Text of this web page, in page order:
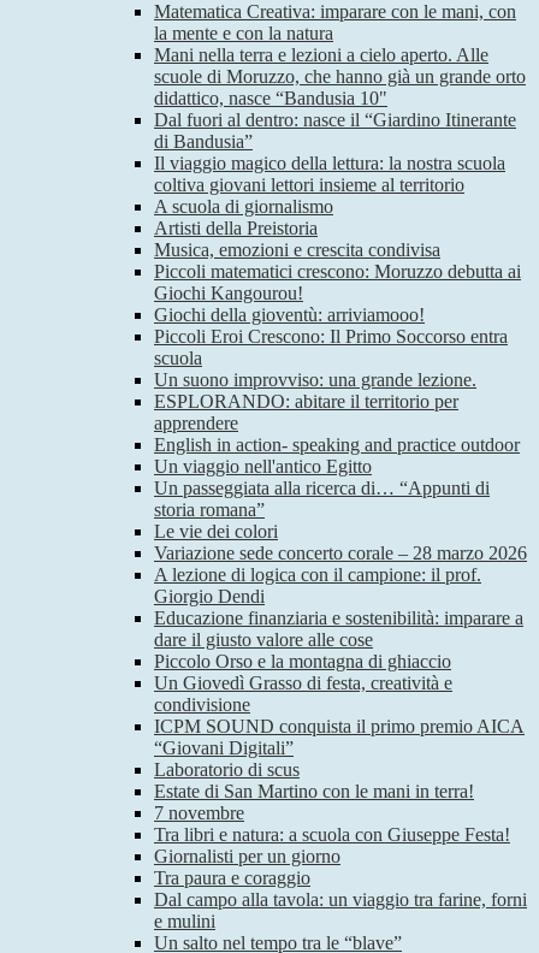
Matematica Creativa: imparare con le mani, con
la mente e con la natura
Mani nella terra e lezioni a cielo aperto. Alle
scuole di Moruzzo, che hanno già un grande orto
didattico, nasce “Bandusia 10"
Dal fuori al dentro: nasce il “Giardino Itinerante
di Bandusia”
Il viaggio magico della lettura: la nostra scuola
coltiva giovani lettori insieme al territorio
A scuola di giornalismo
Artisti della Preistoria
Musica, emozioni e crescita condivisa
Piccoli matematici crescono: Moruzzo debutta ai
Giochi Kangourou!
Giochi della gioventù: arriviamooo!
Piccoli Eroi Crescono: Il Primo Soccorso entra
scuola
Un suono improvviso: una grande lezione.
ESPLORANDO: abitare il territorio per
apprendere
English in action- speaking and practice outdoor
Un viaggio nell'antico Egitto
Un passeggiata alla ricerca di… “Appunti di
storia romana”
Le vie dei colori
Variazione sede concerto corale – 28 marzo 2026
A lezione di logica con il campione: il prof.
Giorgio Dendi
Educazione finanziaria e sostenibilità: imparare a
dare il giusto valore alle cose
Piccolo Orso e la montagna di ghiaccio
Un Giovedì Grasso di festa, creatività e
condivisione
ICPM SOUND conquista il primo premio AICA
“Giovani Digitali”
Laboratorio di scus
Estate di San Martino con le mani in terra!
7 novembre
Tra libri e natura: a scuola con Giuseppe Festa!
Giornalisti per un giorno
Tra paura e coraggio
Dal campo alla tavola: un viaggio tra farine, forni
e mulini
Un salto nel tempo tra le “blave”